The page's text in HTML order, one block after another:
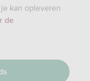
kan opleveren
de